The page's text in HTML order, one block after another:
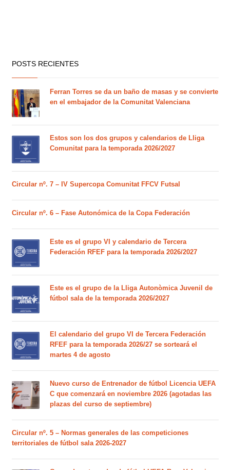
POSTS RECIENTES
Ferran Torres se da un baño de masas y se convierte
en el embajador de la Comunitat Valenciana
Estos son los dos grupos y calendarios de Lliga
Comunitat para la temporada 2026/2027
Circular nº. 7 – IV Supercopa Comunitat FFCV Futsal
Circular nº. 6 – Fase Autonómica de la Copa Federación
Este es el grupo VI y calendario de Tercera
Federación RFEF para la temporada 2026/2027
Este es el grupo de la Lliga Autonòmica Juvenil de
fútbol sala de la temporada 2026/2027
El calendario del grupo VI de Tercera Federación
RFEF para la temporada 2026/27 se sorteará el
martes 4 de agosto
Nuevo curso de Entrenador de fútbol Licencia UEFA
C que comenzará en noviembre 2026 (agotadas las
plazas del curso de septiembre)
Circular nº. 5 – Normas generales de las competiciones
territoriales de fútbol sala 2026-2027